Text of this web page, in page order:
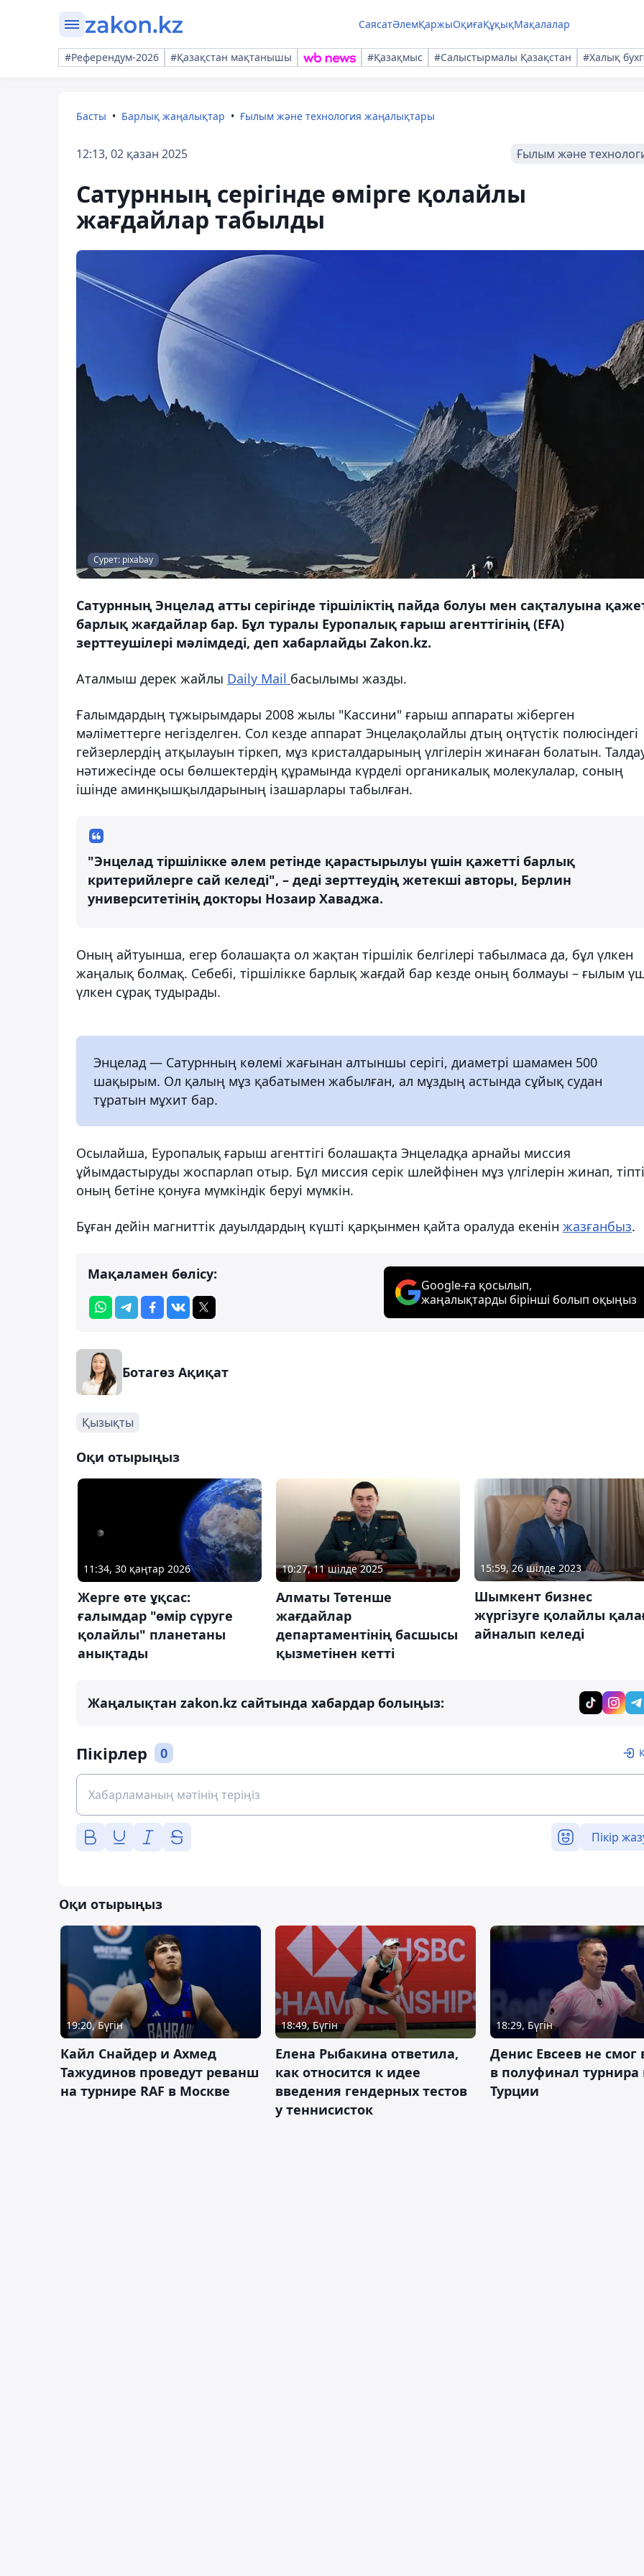
СаясатӘлемҚаржыОқиғаҚұқықМақалалар
#Референдум-2026 #Қазақстан мақтанышы #Қазақмыс #Салыстырмалы Қазақстан #Халық
Басты Барлық жаңалықтар Ғылым және технология жаңалықтары
12:13, 02 қазан 2025 Ғылым және
Сатурнның серігінде өмірге қолайлы
жағдайлар табылды
Сурет: pixabay
Сатурнның Энцелад атты серігінде тіршіліктің пайда болуы мен сақталуына
барлық жағдайлар бар. Бұл туралы Еуропалық ғарыш агенттігінің (ЕҒА)
зерттеушілері мәлімдеді, деп хабарлайды Zakon.kz.
Аталмыш дерек жайлы Daily Mail басылымы жазды.
Ғалымдардың тұжырымдары 2008 жылы "Кассини" ғарыш аппараты жіберген
мәліметтерге негізделген. Сол кезде аппарат Энцелақолайлы дтың оңтүстік полюсіндегі
гейзерлердің атқылауын тіркеп, мұз кристалдарының үлгілерін жинаған болатын.
нәтижесінде осы бөлшектердің құрамында күрделі органикалық молекулалар, соның
ішінде аминқышқылдарының ізашарлары табылған.
"Энцелад тіршілікке әлем ретінде қарастырылуы үшін қажетті барлық
критерийлерге сай келеді", – деді зерттеудің жетекші авторы, Берлин
университетінің докторы Нозаир Хаваджа.
Оның айтуынша, егер болашақта ол жақтан тіршілік белгілері табылмаса да, бұл үлкен
жаңалық болмақ. Себебі, тіршілікке барлық жағдай бар кезде оның болмауы – ғылым
үлкен сұрақ тудырады.
Энцелад — Сатурнның көлемі жағынан алтыншы серігі, диаметрі шамамен 500
шақырым. Ол қалың мұз қабатымен жабылған, ал мұздың астында сұйық судан
тұратын мұхит бар.
Осылайша, Еуропалық ғарыш агенттігі болашақта Энцеладқа арнайы миссия
ұйымдастыруды жоспарлап отыр. Бұл миссия серік шлейфінен мұз үлгілерін жинап, тіпті
оның бетіне қонуға мүмкіндік беруі мүмкін.
Бұған дейін магниттік дауылдардың күшті қарқынмен қайта оралуда екенін жазғанбыз.
Мақаламен бөлісу:
Google-ға қосылып,
жаңалықтарды бірінші болып оқыңыз
Ботагөз Ақиқат
Қызықты
Оқи отырыңыз
11:34, 30 қаңтар 2026
Жерге өте ұқсас:
ғалымдар "өмір сүруге
қолайлы" планетаны
анықтады
10:27, 11 шілде 2025
Алматы Төтенше
жағдайлар
департаментінің басшысы
қызметінен кетті
15:59, 26 шілде 2023
Шымкент бизнес
жүргізуге қолайлы
айналып келеді
Жаңалықтан zakon.kz сайтында хабардар болыңыз:
Пікірлер 0
Пікір
Оқи отырыңыз
19:20, Бүгін
Кайл Снайдер и Ахмед
Тажудинов проведут реванш
на турнире RAF в Москве
18:49, Бүгін
Елена Рыбакина ответила,
как относится к идее
введения гендерных тестов
у теннисисток
18:29, Бүгін
Денис Евсеев не
в полуфинал турнира
Турции